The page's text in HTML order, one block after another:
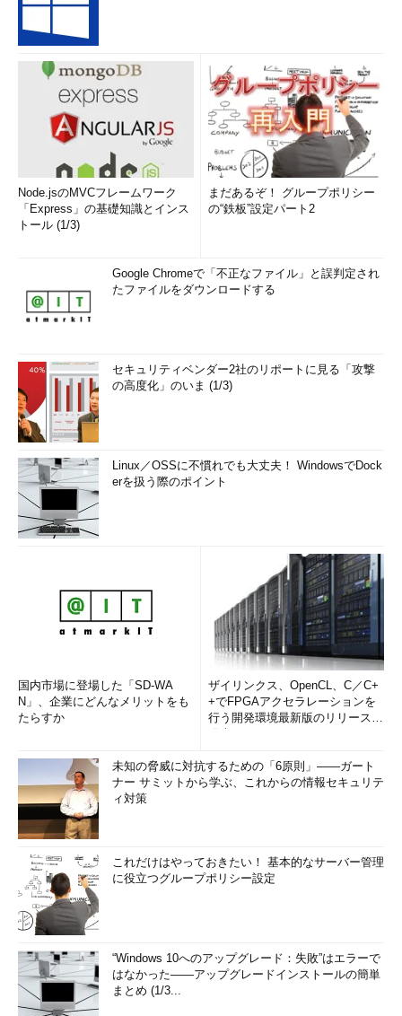
Node.jsのMVCフレームワーク
「Express」の基礎知識とインス
トール (1/3)
まだあるぞ！ グループポリシー
の“鉄板”設定パート2
Google Chromeで「不正なファイル」と誤判定され
たファイルをダウンロードする
セキュリティベンダー2社のリポートに見る「攻撃
の高度化」のいま (1/3)
Linux／OSSに不慣れでも大丈夫！ WindowsでDock
erを扱う際のポイント
国内市場に登場した「SD-WA
N」、企業にどんなメリットをも
たらすか
ザイリンクス、OpenCL、C／C+
+でFPGAアクセラレーションを
行う開発環境最新版のリリースを
未知の脅威に対抗するための「6原則」――ガート
ナー サミットから学ぶ、これからの情報セキュリテ
ィ対策
これだけはやっておきたい！ 基本的なサーバー管理
に役立つグループポリシー設定
“Windows 10へのアップグレード：失敗”はエラーで
はなかった――アップグレードインストールの簡単
まとめ (1/3...